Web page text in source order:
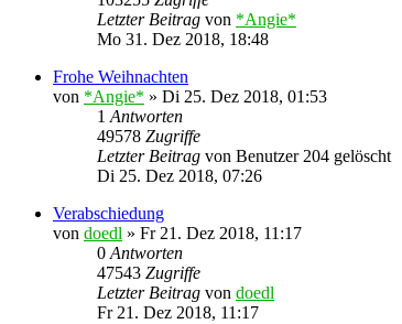
Letzter Beitrag von *Angie*
Mo 31. Dez 2018, 18:48
Frohe Weihnachten
von *Angie* » Di 25. Dez 2018, 01:53
1 Antworten
49578 Zugriffe
Letzter Beitrag von Benutzer 204 gelöscht
Di 25. Dez 2018, 07:26
Verabschiedung
von doedl » Fr 21. Dez 2018, 11:17
0 Antworten
47543 Zugriffe
Letzter Beitrag von doedl
Fr 21. Dez 2018, 11:17